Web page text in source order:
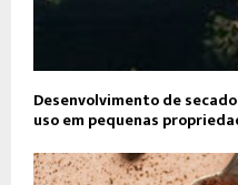
Desenvolvimento de
uso em pequenas